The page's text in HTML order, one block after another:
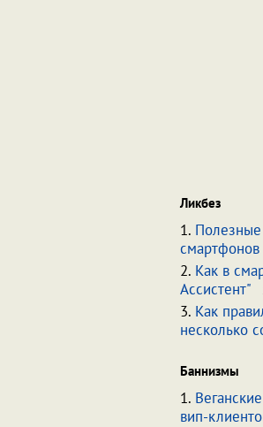
Ликбез
1. Полезные
2. Как в
Ассистент"
3. Как
несколько
Баннизмы
1.
вип-